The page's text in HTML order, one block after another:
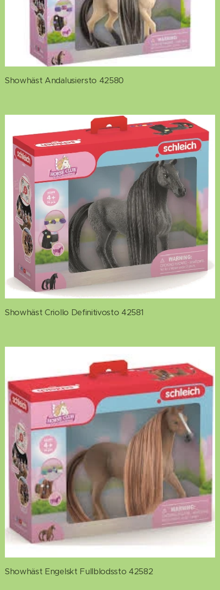
Showhäst Andalusiersto 42580
Showhäst Criollo Definitivosto 42581
Showhäst Engelskt Fullblodssto 42582